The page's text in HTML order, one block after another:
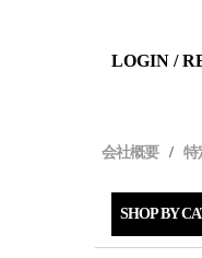
LOGIN /
会社概要 特
SHOP BY